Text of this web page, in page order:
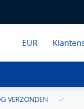
EUR
VERZONDEN